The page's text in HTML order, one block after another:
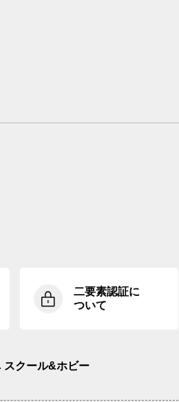
二要素認証に
ついて
スクール&ホビー